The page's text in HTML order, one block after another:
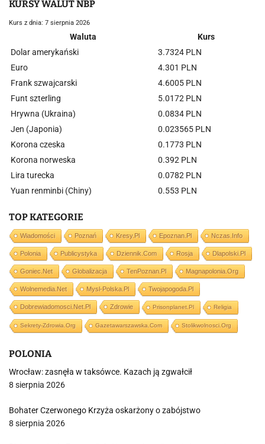
KURSY WALUT NBP
Kurs z dnia: 7 sierpnia 2026
Waluta
Kurs
Dolar amerykański
3.7324 PLN
Euro
4.301 PLN
Frank szwajcarski
4.6005 PLN
Funt szterling
5.0172 PLN
Hrywna (Ukraina)
0.0834 PLN
Jen (Japonia)
0.023565 PLN
Korona czeska
0.1773 PLN
Korona norweska
0.392 PLN
Lira turecka
0.0782 PLN
Yuan renminbi (Chiny)
0.553 PLN
TOP KATEGORIE
Wiadomości Poznań Kresy.pl Epoznan.pl Nczas.info
Polonia Publicystyka Dziennik.com Rosja Dlapolski.pl
Goniec.net Globalizacja TenPoznan.pl Magnapolonia.org
Wolnemedia.net Mysl-Polska.pl Twojapogoda.pl
Dobrewiadomosci.net.pl Zdrowie Prisonplanet.pl Religia
Sekrety-Zdrowia.org Gazetawarszawska.com Stolikwolnosci.org
POLONIA
Wrocław: zasnęła w taksówce. Kazach ją zgwałcił
8 sierpnia 2026
Bohater Czerwonego Krzyża oskarżony o zabójstwo
8 sierpnia 2026